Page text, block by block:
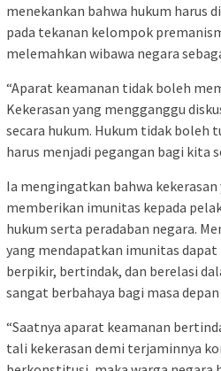
menekankan bahwa hukum harus
pada tekanan kelompok
melemahkan wibawa negara
“Aparat keamanan tidak boleh
Kekerasan yang mengganggu
secara hukum. Hukum tidak boleh
harus menjadi pegangan bagi kita
Ia mengingatkan bahwa
memberikan imunitas kepada
hukum serta peradaban negara.
yang mendapatkan imunitas dapat
berpikir, bertindak, dan berelasi
sangat berbahaya bagi masa
“Saatnya aparat keamanan
tali kekerasan demi terjaminnya